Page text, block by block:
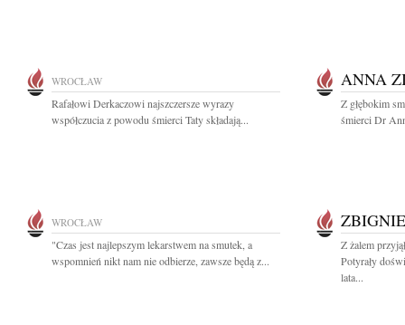
WROCŁAW
Rafałowi Derkaczowi najszczersze wyrazy
współczucia z powodu śmierci Taty składają...
ANNA
Z głębokim
śmierci Dr
WROCŁAW
"Czas jest najlepszym lekarstwem na smutek, a
wspomnień nikt nam nie odbierze, zawsze będą z...
Z żalem
Potyrały
lata...